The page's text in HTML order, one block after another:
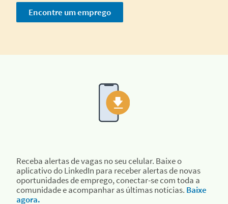
Encontre um emprego
Receba alertas de vagas no seu celular. Baixe o
aplicativo do LinkedIn para receber alertas de novas
oportunidades de emprego, conectar-se com toda a
comunidade e acompanhar as últimas notícias. Baixe
agora.